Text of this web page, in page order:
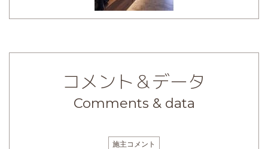
コメント＆データ
Comments & data
施主コメント